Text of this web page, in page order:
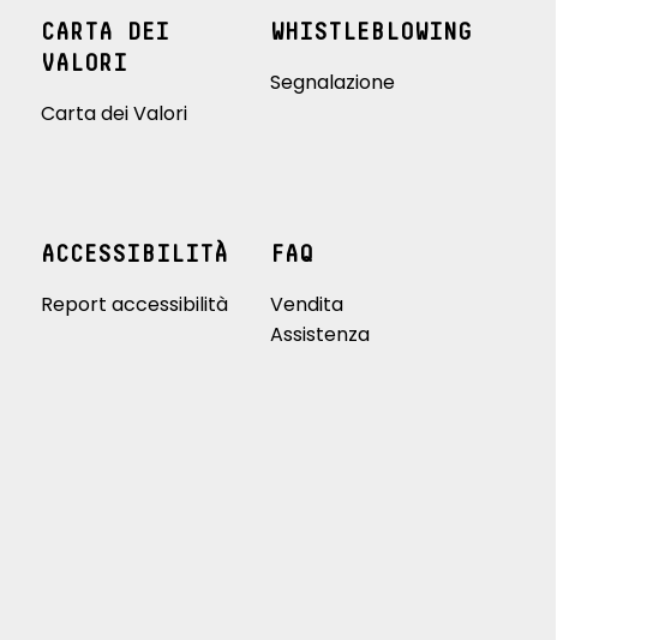
CARTA DEI
VALORI
Carta dei Valori
WHISTLEBLOWING
Segnalazione
ACCESSIBILITÀ
Report accessibilità
FAQ
Vendita
Assistenza